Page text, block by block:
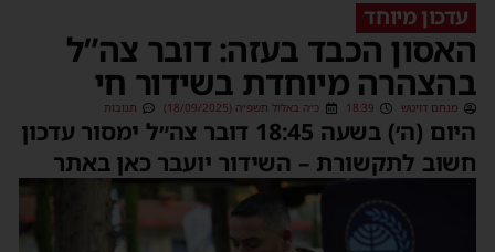
עדכון מיוחד
האסון הכבד בעזה: דובר צה”ל
בהצהרה מיוחדת בשידור חי
מנחם דויטש 18:39 כ״ה באלול תשפ״ה (18/09/2025) תגובות
היום (ה׳) בשעה 18:45 דובר צה״ל ימסור עדכון
חשוב לתקשורת – השידור יועבר כאן באתר